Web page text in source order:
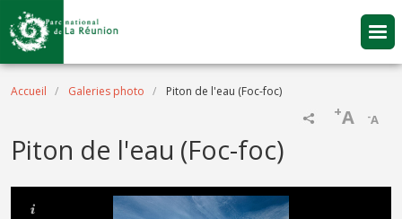
Aller au contenu principal
Fil d'Ariane
Accueil Galeries photo Piton de l'eau (Foc-foc)
-A
+A
Piton de l'eau (Foc-foc)